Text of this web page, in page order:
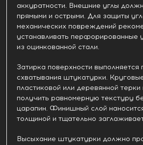
аккуратности. Внешние углы
прямыми и острыми. Для защиты
механических повреждений
устанавливать перфорированные
из оцинкованной стали.
Затирка поверхности выполняется
схватывания штукатурки.
пластиковой или деревянной
получить равномерную текстуру
царапин. Финишный слой
толщиной и тщательно
Высыхание штукатурки должно